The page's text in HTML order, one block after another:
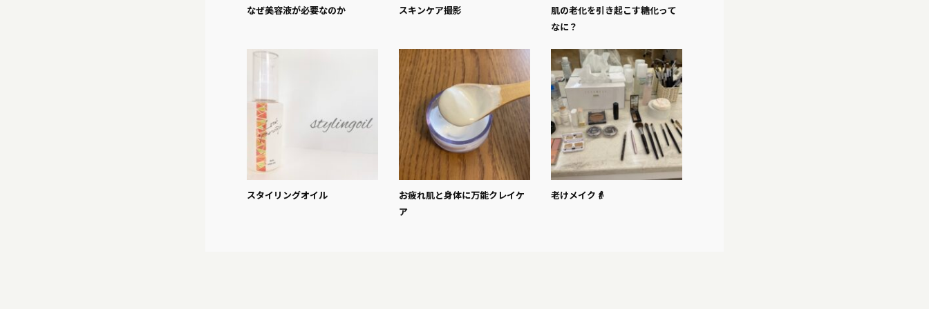
なぜ美容液が必要なのか スキンケア撮影
肌の老化を引き起こす糖化って
なに？
スタイリングオイル
お疲れ肌と身体に万能クレイケ
ア
老けメイク👵